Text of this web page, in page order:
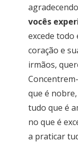
vocês
excede
coração e
irmãos,
que é
tudo que é
no que é
a praticar